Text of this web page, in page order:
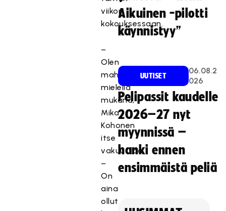
viikon
kokouksessaan.
–
Olen
mahtavalla
mielellä
mukana,
Mika
Kohonen
itse
vakuuttaa.
–
On
aina
ollut
Aikuinen -pilotti
käynnistyy”
UUTISET
06.08.2
026
Pelipassit kaudelle
2026–27 nyt
myynnissä –
hanki ennen
ensimmäistä peliä